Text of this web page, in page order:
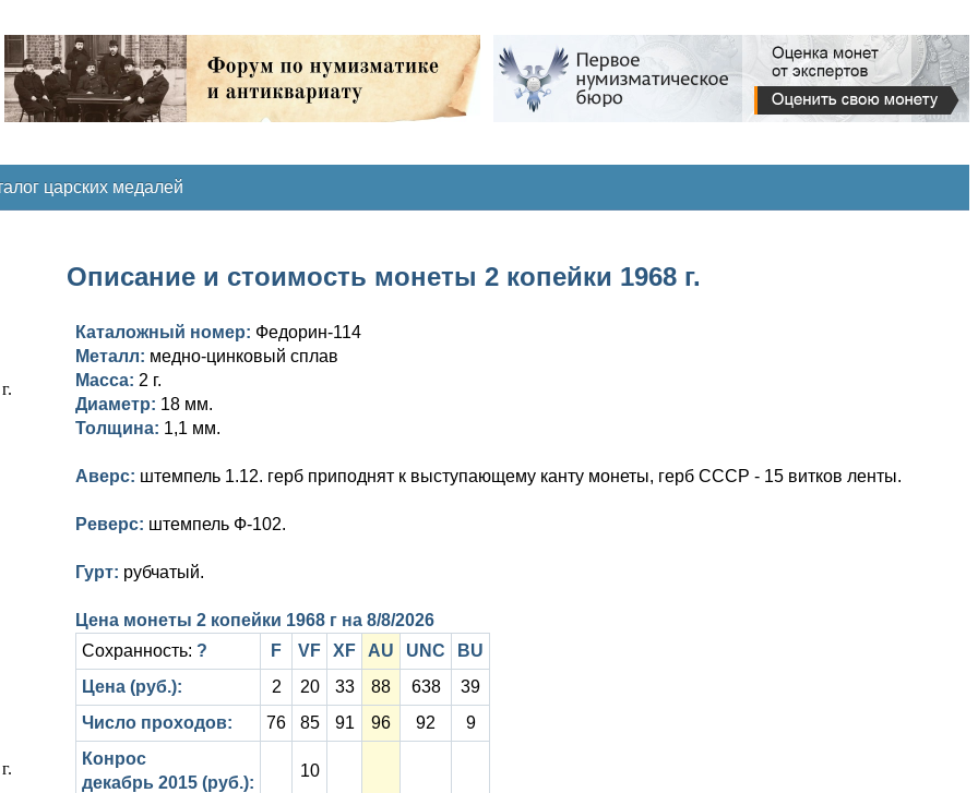
царских медалей
Описание и стоимость монеты 2 копейки 1968 г.
Каталожный номер: Федорин-114
Металл: медно-цинковый сплав
Масса: 2 г.
Диаметр: 18 мм.
Толщина: 1,1 мм.
Аверс: штемпель 1.12. герб приподнят к выступающему канту монеты, герб СССР - 15 витков ленты.
Реверс: штемпель Ф-102.
Гурт: рубчатый.
Цена монеты 2 копейки 1968 г на 8/8/2026
Сохранность: ? F VF XF AU UNC
BU
Цена (руб.):
2 20 33 88 638
39
Число проходов:
76 85 91 96 92
9
Конрос
декабрь 2015 (руб.):
10